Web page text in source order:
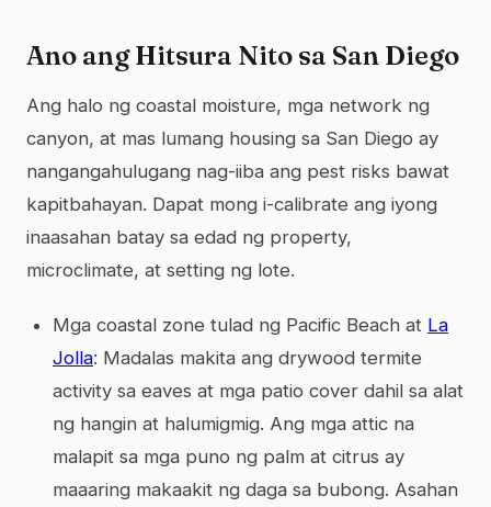
Ano ang Hitsura Nito sa San Diego
Ang halo ng coastal moisture, mga network ng
canyon, at mas lumang housing sa San Diego ay
nangangahulugang nag-iiba ang pest risks bawat
kapitbahayan. Dapat mong i-calibrate ang iyong
inaasahan batay sa edad ng property,
microclimate, at setting ng lote.
Mga coastal zone tulad ng Pacific Beach at La
Jolla: Madalas makita ang drywood termite
activity sa eaves at mga patio cover dahil sa alat
ng hangin at halumigmig. Ang mga attic na
malapit sa mga puno ng palm at citrus ay
maaaring makaakit ng daga sa bubong. Asahan